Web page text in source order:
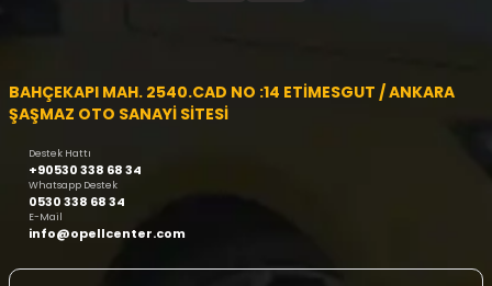
BAHÇEKAPI MAH. 2540.CAD NO :14 ETİMESGUT / ANKARA
ŞAŞMAZ OTO SANAYİ SİTESİ
Destek Hattı
+90530 338 68 34
Whatsapp Destek
0530 338 68 34
E-Mail
info@opellcenter.com